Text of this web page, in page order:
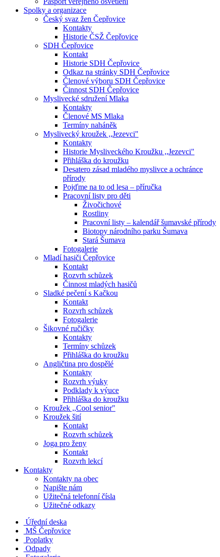
Spolky a organizace
Český svaz žen Čepřovice
Kontakty
Historie ČSŽ Čepřovice
SDH Čepřovice
Kontakt
Historie SDH Čepřovice
Odkaz na stránky SDH Čepřovice
Členové výboru SDH Čepřovice
Činnost SDH Čepřovice
Myslivecké sdružení Mlaka
Kontakty
Členové MS Mlaka
Termíny naháněk
Myslivecký kroužek ,,Jezevci"
Kontakty
Historie Mysliveckého Kroužku ,,Jezevci"
Přihláška do kroužku
Desatero zásad mladého myslivce a ochránce
přírody
Pojďme na to od lesa – příručka
Pracovní listy pro děti
Živočichové
Rostliny
Pracovní listy – kalendář šumavské přírody
Biotopy národního parku Šumava
Stará Šumava
Fotogalerie
Mladí hasiči Čepřovice
Kontakt
Rozvrh schůzek
Činnost mladých hasičů
Sladké pečení s Kačkou
Kontakt
Rozvrh schůzek
Fotogalerie
Šikovné ručičky
Kontakty
Termíny schůzek
Přihláška do kroužku
Angličtina pro dospělé
Kontakty
Rozvrh výuky
Podklady k výuce
Přihláška do kroužku
Kroužek ,,Cool senior"
Kroužek šití
Kontakt
Rozvrh schůzek
Joga pro ženy
Kontakt
Rozvrh lekcí
Kontakty
Kontakty na obec
Napište nám
Užitečná telefonní čísla
Užitečné odkazy
Úřední deska
MŠ Čepřovice
Poplatky
Odpady